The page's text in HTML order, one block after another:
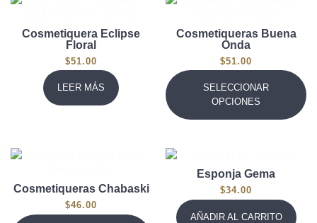
Cosmetiquera Eclipse
Floral
$51.00
LEER MÁS
Cosmetiqueras Buena
Onda
$51.00
SELECCIONAR
OPCIONES
Cosmetiqueras Chabaski
$46.00
Esponja Gema
$34.00
AÑADIR AL CARRITO